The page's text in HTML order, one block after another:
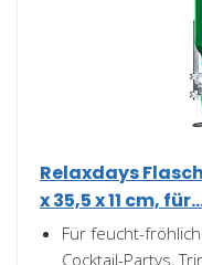
Relaxdays
x 35,5 x 11 cm,
Für feucht-
Cocktail-Partys,